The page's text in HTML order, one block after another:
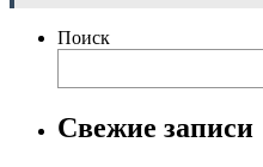
Поиск
Свежие записи